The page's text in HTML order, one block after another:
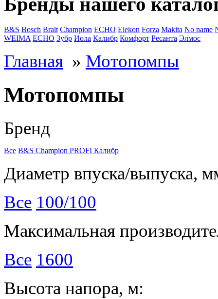
B&S Bosch Brait Champion ECHO Elekon Forza Makita No name
WEIMA ЕСНО Зубр Иола Калибр Комфорт Ресанта Элмос
Главная » Мотопомпы
Мотопомпы
Бренд
Все B&S Champion PROFI Калибр
Диаметр впуска/выпуска,
Все 100/100
Максимальная
Все 1600
Высота напора, м: